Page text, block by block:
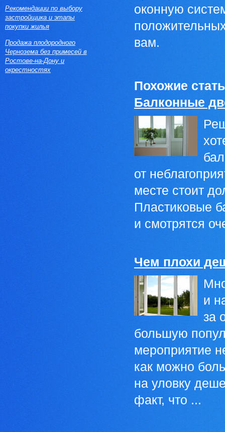
оконную
вам.
Похожие
Балконные
от
месте стоит
Пластиковые
и смотрятся
Чем плохи
и
за
большую
мероприятие
как можно
на уловку
факт, что ...
Рекомендации по выбору
застройщика и этапы
покупки жилья
Продажа плодородного
Чернозема без примесей в
Ростове-на-Дону и
окрестностях